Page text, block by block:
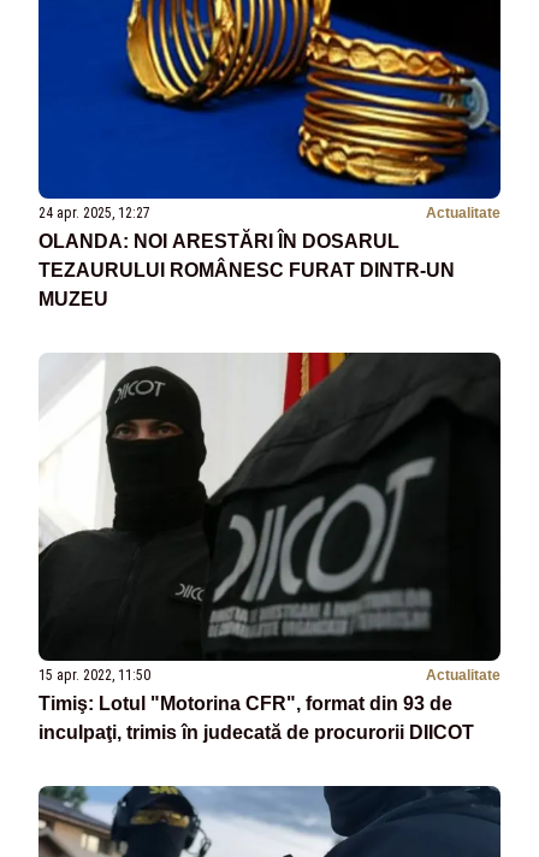
24 apr. 2025, 12:27 Actualitate
OLANDA: NOI ARESTĂRI ÎN DOSARUL
TEZAURULUI ROMÂNESC FURAT DINTR-UN
MUZEU
15 apr. 2022, 11:50 Actualitate
Timiş: Lotul "Motorina CFR", format din 93 de
inculpaţi, trimis în judecată de procurorii DIICOT